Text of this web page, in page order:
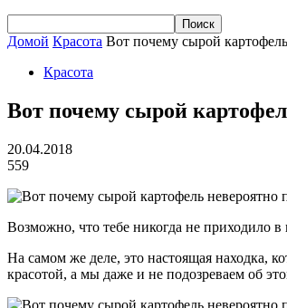
Домой Красота Вот почему сырой
Красота
Вот почему сырой
20.04.2018
559
Возможно, что тебе никогда не приходило в
На самом же деле, это настоящая находка,
красотой, а мы даже и не подозреваем об